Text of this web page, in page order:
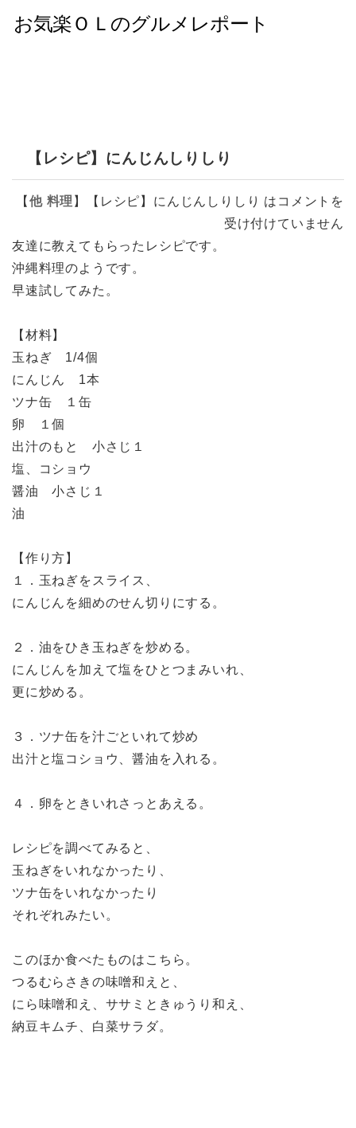
【レシピ】にんじんしりしり
【 他 料理 】 【レシピ】にんじんしりしり は コメントを
受け付けていません
友達に教えてもらったレシピです。
沖縄料理のようです。
早速試してみた。
【材料】
玉ねぎ 1/4個
にんじん 1本
ツナ缶 １缶
卵 １個
出汁のもと 小さじ１
塩、コショウ
醤油 小さじ１
油
【作り方】
１．玉ねぎをスライス、
にんじんを細めのせん切りにする。
２．油をひき玉ねぎを炒める。
にんじんを加えて塩をひとつまみいれ、
更に炒める。
３．ツナ缶を汁ごといれて炒め
出汁と塩コショウ、醤油を入れる。
４．卵をときいれさっとあえる。
レシピを調べてみると、
玉ねぎをいれなかったり、
ツナ缶をいれなかったり
それぞれみたい。
このほか食べたものはこちら。
つるむらさきの味噌和えと、
にら味噌和え、ササミときゅうり和え、
納豆キムチ、白菜サラダ。